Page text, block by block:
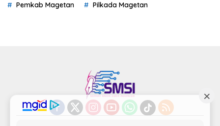
Pemkab Magetan Pilkada Magetan